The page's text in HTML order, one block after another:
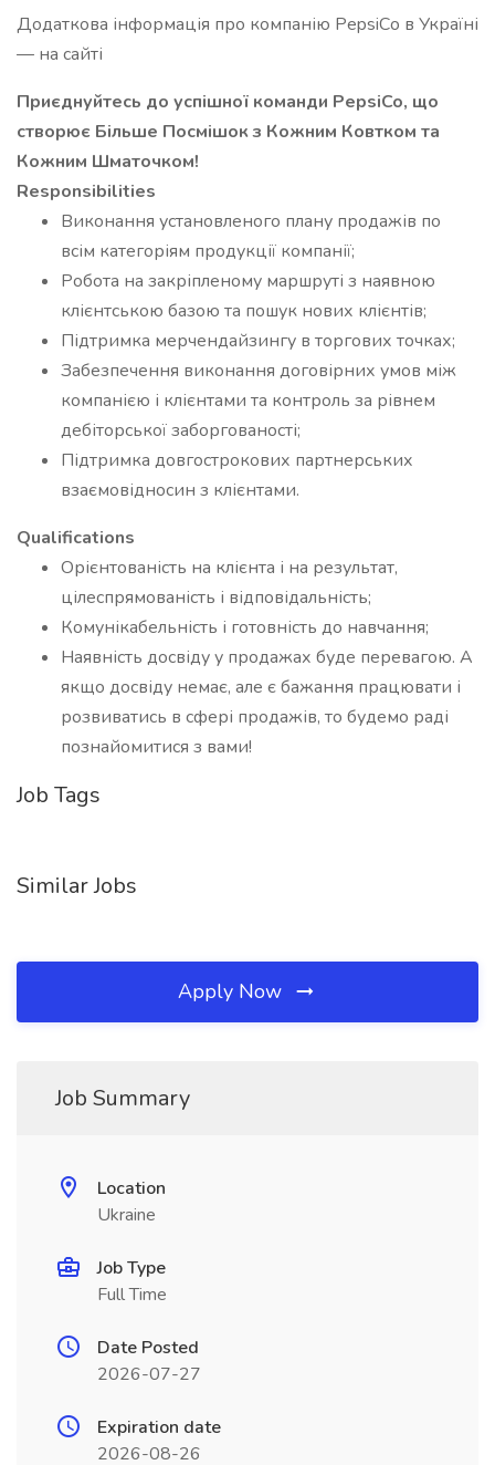
Додаткова інформація про компанію PepsiСo в Україні
— на сайті
Приєднуйтесь до успішної команди PepsiCo, що
створює Більше Посмішок з Кожним Ковтком та
Кожним Шматочком!
Responsibilities
Виконання установленого плану продажів по
всім категоріям продукції компанії;
Робота на закріпленому маршруті з наявною
клієнтською базою та пошук нових клієнтів;
Підтримка мерчендайзингу в торгових точках;
Забезпечення виконання договірних умов між
компанією і клієнтами та контроль за рівнем
дебіторської заборгованості;
Підтримка довгострокових партнерських
взаємовідносин з клієнтами.
Qualifications
Орієнтованість на клієнта і на результат,
цілеспрямованість і відповідальність;
Комунікабельність і готовність до навчання;
Наявність досвіду у продажах буде перевагою. А
якщо досвіду немає, але є бажання працювати і
розвиватись в сфері продажів, то будемо раді
познайомитися з вами!
Job Tags
Similar Jobs
Apply Now
Job Summary
Location
Ukraine
Job Type
Full Time
Date Posted
2026-07-27
Expiration date
2026-08-26